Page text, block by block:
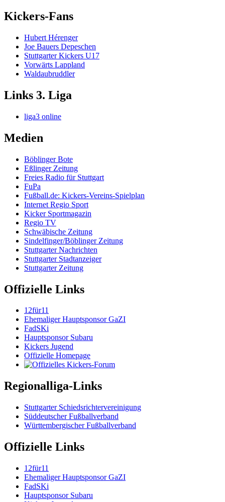
Kickers-Fans
Hubert Hérenger
Joe Bauers Depeschen
Stuttgarter Kickers U17
Vorwärts Lappland
Waldaubruddler
Links 3. Liga
liga3 online
Medien
Böblinger Bote
Eßlinger Zeitung
Freies Radio für Stuttgart
FuPa
Fußball.de: Kickers-Vereins-Spielplan
Internet Regio Sport
Kicker Sportmagazin
Regio TV
Schwäbische Zeitung
Sindelfinger/Böblinger Zeitung
Stuttgarter Nachrichten
Stuttgarter Stadtanzeiger
Stuttgarter Zeitung
Offizielle Links
12für11
Ehemaliger Hauptsponsor GaZI
FadSKi
Hauptsponsor Subaru
Kickers Jugend
Offizielle Homepage
Regionalliga-Links
Stuttgarter Schiedsrichtervereinigung
Süddeutscher Fußballverband
Württembergischer Fußballverband
Offizielle Links
12für11
Ehemaliger Hauptsponsor GaZI
FadSKi
Hauptsponsor Subaru